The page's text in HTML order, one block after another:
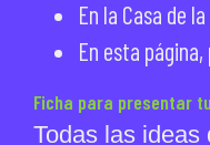
En la Casa de
En esta
Ficha para presentar
Todas las ideas